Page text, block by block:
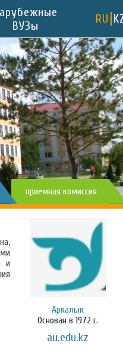
ВУЗы
RU
приемная комиссия
и
Аркалык
Основан в 1972 г.
au.edu.kz